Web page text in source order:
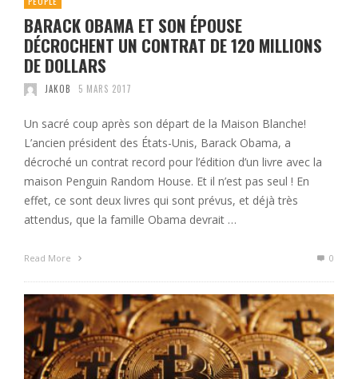
BARACK OBAMA ET SON ÉPOUSE
DÉCROCHENT UN CONTRAT DE 120 MILLIONS
DE DOLLARS
JAKOB 5 MARS 2017
Un sacré coup après son départ de la Maison Blanche!
L’ancien président des États-Unis, Barack Obama, a
décroché un contrat record pour l’édition d’un livre avec la
maison Penguin Random House. Et il n’est pas seul ! En
effet, ce sont deux livres qui sont prévus, et déjà très
attendus, que la famille Obama devrait …
Read More 0